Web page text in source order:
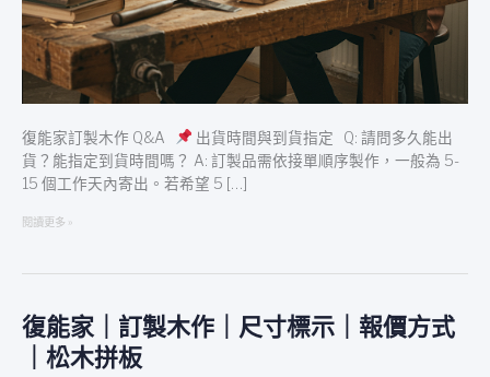
復能家訂製木作 Q&A
出貨時間與到貨指定 Q: 請問多久能出
貨？能指定到貨時間嗎？ A: 訂製品需依接單順序製作，一般為 5-
15 個工作天內寄出。若希望 5 […]
閱讀更多 »
復能家｜訂製木作｜尺寸標示｜報價方式
｜松木拼板
復
能